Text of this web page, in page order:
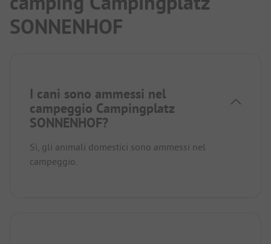
SONNENHOF
I cani sono ammessi nel
campeggio Campingplatz
SONNENHOF?
Sì, gli animali domestici sono ammessi nel
campeggio.